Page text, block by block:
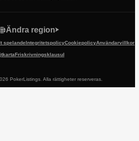
spelandeIntegritetspolicyCookiepolicyAnvändarvillkor
Friskrivningsklausul
Ändra region
PokerListings. Alla rättigheter reserveras.